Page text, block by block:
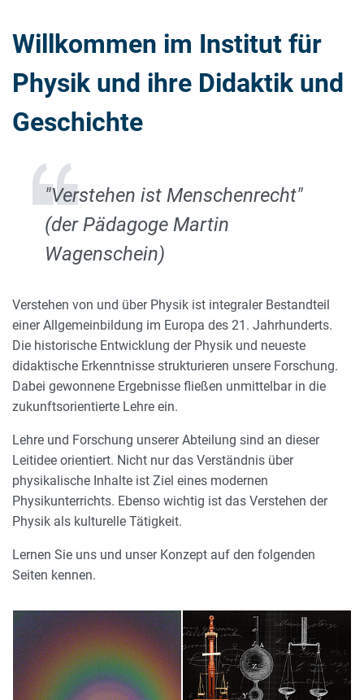
Willkommen im Institut für
Physik und ihre Didaktik und
Geschichte
"Verstehen ist Menschenrecht"
(der Pädagoge Martin
Wagenschein)
Verstehen von und über Physik ist integraler Bestandteil
einer Allgemeinbildung im Europa des 21. Jahrhunderts.
Die historische Entwicklung der Physik und neueste
didaktische Erkenntnisse strukturieren unsere Forschung.
Dabei gewonnene Ergebnisse fließen unmittelbar in die
zukunftsorientierte Lehre ein.
Lehre und Forschung unserer Abteilung sind an dieser
Leitidee orientiert. Nicht nur das Verständnis über
physikalische Inhalte ist Ziel eines modernen
Physikunterrichts. Ebenso wichtig ist das Verstehen der
Physik als kulturelle Tätigkeit.
Lernen Sie uns und unser Konzept auf den folgenden
Seiten kennen.